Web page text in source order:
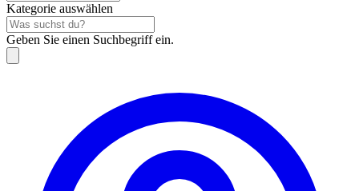
Kategorie auswählen
Geben Sie einen Suchbegriff ein.